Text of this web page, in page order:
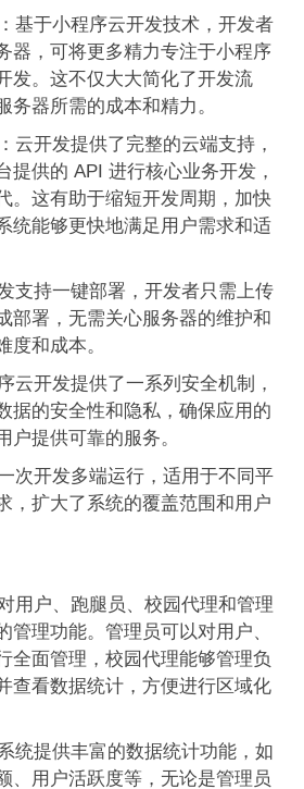
基于小程序云开发技术，开发者
器，可将更多精力专注于小程序
发。这不仅大大简化了开发流
务器所需的成本和精力。
云开发提供了完整的云端支持，
提供的 API 进行核心业务开发，
。这有助于缩短开发周期，加快
统能够更快地满足用户需求和适
支持一键部署，开发者只需上传
部署，无需关心服务器的维护和
度和成本。
云开发提供了一系列安全机制，
据的安全性和隐私，确保应用的
户提供可靠的服务。
次开发多端运行，适用于不同平
，扩大了系统的覆盖范围和用户
用户、跑腿员、校园代理和管理
管理功能。管理员可以对用户、
全面管理，校园代理能够管理负
查看数据统计，方便进行区域化
统提供丰富的数据统计功能，如
、用户活跃度等，无论是管理员